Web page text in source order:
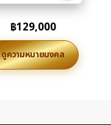
฿129,000
ดูความหมายมงคล